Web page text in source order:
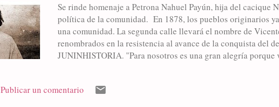
Se rinde homenaje a Petrona Nahuel Payún, hija del cacique
política de la comunidad. En 1878, los pueblos originarios
una comunidad. La segunda calle llevará el nombre de
renombrados en la resistencia al avance de la conquista del
JUNINHISTORIA. "Para nosotros es una gran alegría
Concejo Deliberante. En diálogo con el periodista Roberto
Publicar un comentario